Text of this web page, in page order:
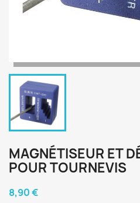
MAGNÉTISEUR ET
POUR TOURNEVIS
8,90 €